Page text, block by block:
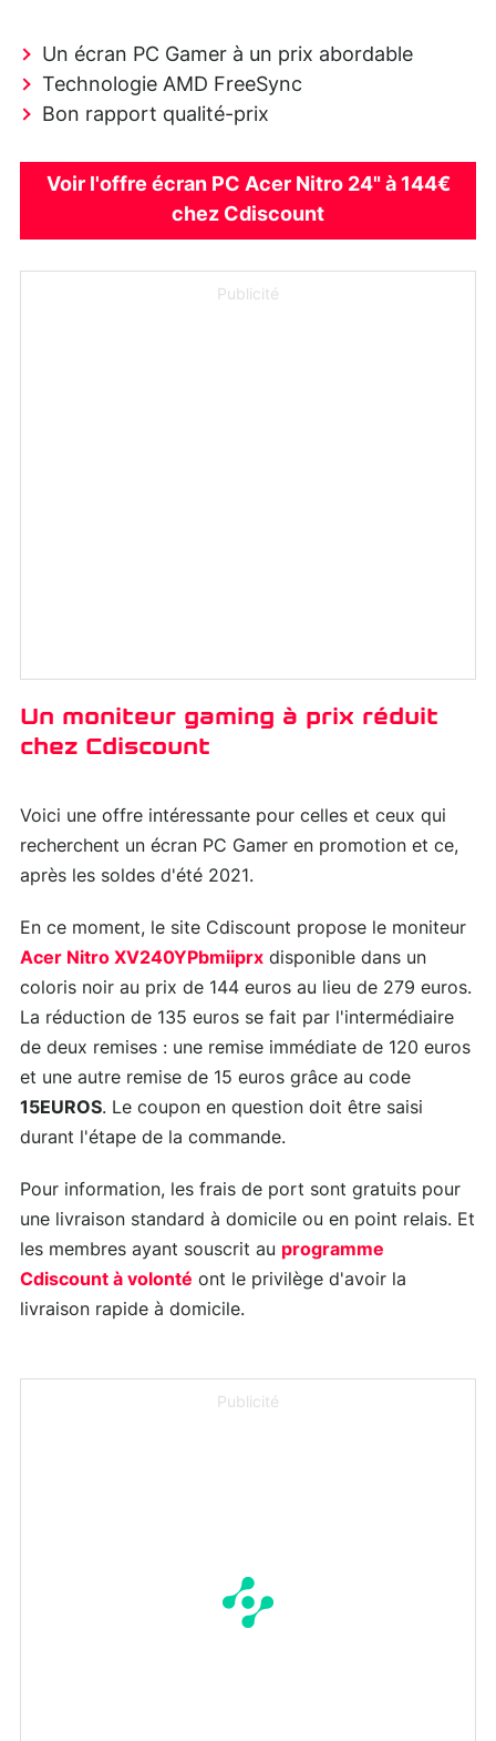
Un écran PC Gamer à un prix abordable
Technologie AMD FreeSync
Bon rapport qualité-prix
Voir l'offre écran PC Acer Nitro 24" à 144€
chez Cdiscount
Publicité
Un moniteur gaming à prix réduit
chez Cdiscount
Voici une offre intéressante pour celles et ceux qui
recherchent un écran PC Gamer en promotion et ce,
après les soldes d'été 2021.
En ce moment, le site Cdiscount propose le moniteur
Acer Nitro XV240YPbmiiprx disponible dans un
coloris noir au prix de 144 euros au lieu de 279 euros.
La réduction de 135 euros se fait par l'intermédiaire
de deux remises : une remise immédiate de 120 euros
et une autre remise de 15 euros grâce au code
15EUROS. Le coupon en question doit être saisi
durant l'étape de la commande.
Pour information, les frais de port sont gratuits pour
une livraison standard à domicile ou en point relais. Et
les membres ayant souscrit au programme
Cdiscount à volonté ont le privilège d'avoir la
livraison rapide à domicile.
Publicité